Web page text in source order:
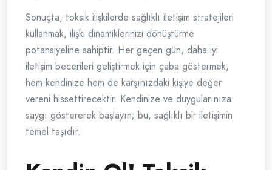
Sonuçta, toksik ilişkilerde sağlıklı iletişim stratejileri
kullanmak, ilişki dinamiklerinizi dönüştürme
potansiyeline sahiptir. Her geçen gün, daha iyi
iletişim becerileri geliştirmek için çaba göstermek,
hem kendinize hem de karşınızdaki kişiye değer
vereni hissettirecektir. Kendinize ve duygularınıza
saygı göstererek başlayın; bu, sağlıklı bir iletişimin
temel taşıdır.